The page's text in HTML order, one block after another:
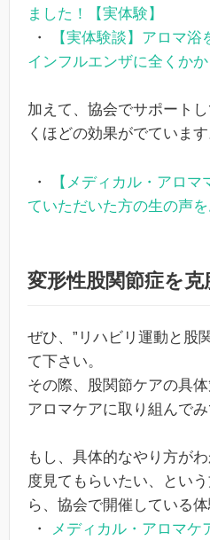
ました！【実体験】
・
【実体験談】アロマ
インフルエンザに全くか
加えて、協会でサポート
くほどの効果がでています
・
【メディカル・アロ
ていただいた方の生の声
変形性股関節症を
ぜひ、”リハビリ運動と股
て下さい。
その際、股関節ケアの具
アロマケアに取り組んでみ
もし、具体的なやり方が
度見てもらいたい、とい
ら、協会で開催している
・
メディカル・アロマケ